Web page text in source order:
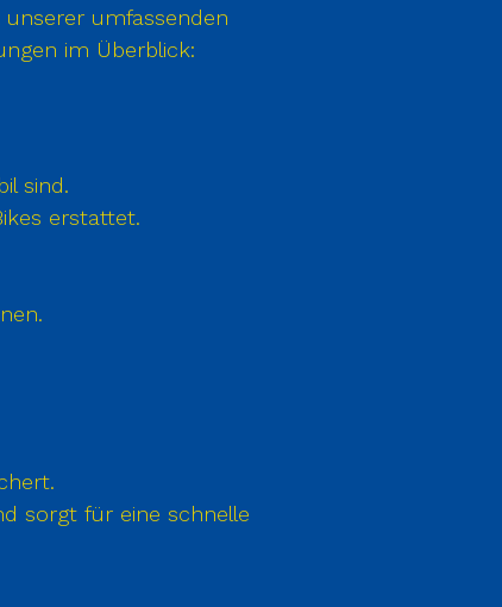
umfassenden
im Überblick:
sind.
erstattet.
sorgt für eine schnelle